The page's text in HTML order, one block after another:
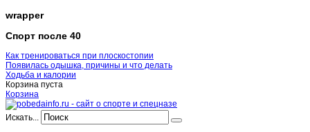
wrapper
Спорт после 40
Как тренироваться при плоскостопии
Появилась одышка, причины и что делать
Ходьба и калории
Корзина пуста
Корзина
Искать...